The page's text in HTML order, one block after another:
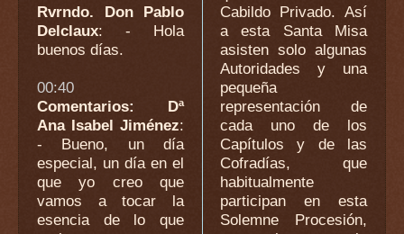
Rvrndo. Don Pablo
Delclaux: - Hola
buenos días.
00:40
Comentarios: Dª
Ana Isabel Jiménez:
- Bueno, un día
especial, un día en el
que yo creo que
vamos a tocar la
esencia de lo que
Cabildo Privado. Así
a esta Santa Misa
asisten solo algunas
Autoridades y una
pequeña
representación de
cada uno de los
Capítulos y de las
Cofradías, que
habitualmente
participan en esta
Solemne Procesión,